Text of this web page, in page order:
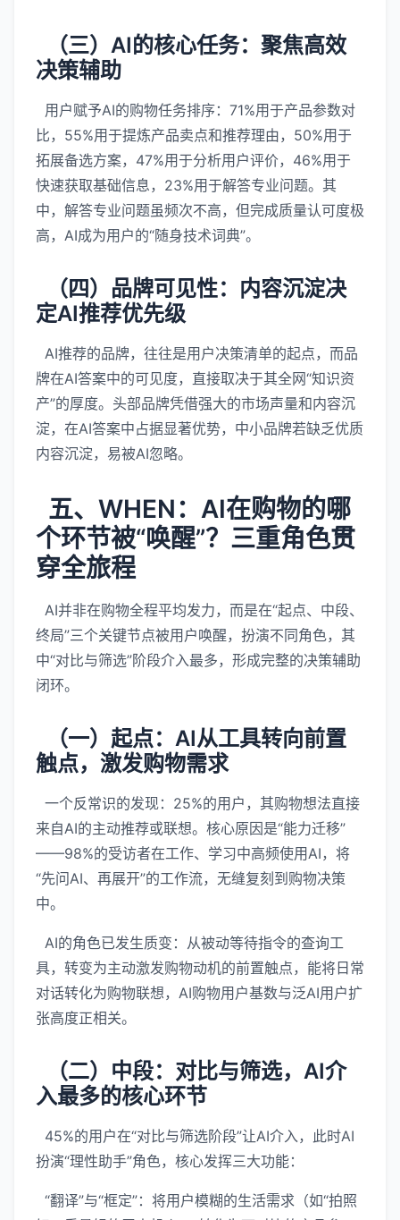
（三）AI的核心任务：聚焦高效
决策辅助
用户赋予AI的购物任务排序：71%用于产品参数对
比，55%用于提炼产品卖点和推荐理由，50%用于
拓展备选方案，47%用于分析用户评价，46%用于
快速获取基础信息，23%用于解答专业问题。其
中，解答专业问题虽频次不高，但完成质量认可度极
高，AI成为用户的“随身技术词典”。
（四）品牌可见性：内容沉淀决
定AI推荐优先级
AI推荐的品牌，往往是用户决策清单的起点，而品
牌在AI答案中的可见度，直接取决于其全网“知识资
产”的厚度。头部品牌凭借强大的市场声量和内容沉
淀，在AI答案中占据显著优势，中小品牌若缺乏优质
内容沉淀，易被AI忽略。
五、WHEN：AI在购物的哪
个环节被“唤醒”？三重角色贯
穿全旅程
AI并非在购物全程平均发力，而是在“起点、中段、
终局”三个关键节点被用户唤醒，扮演不同角色，其
中“对比与筛选”阶段介入最多，形成完整的决策辅助
闭环。
（一）起点：AI从工具转向前置
触点，激发购物需求
一个反常识的发现：25%的用户，其购物想法直接
来自AI的主动推荐或联想。核心原因是“能力迁移”
——98%的受访者在工作、学习中高频使用AI，将
“先问AI、再展开”的工作流，无缝复刻到购物决策
中。
AI的角色已发生质变：从被动等待指令的查询工
具，转变为主动激发购物动机的前置触点，能将日常
对话转化为购物联想，AI购物用户基数与泛AI用户扩
张高度正相关。
（二）中段：对比与筛选，AI介
入最多的核心环节
45%的用户在“对比与筛选阶段”让AI介入，此时AI
扮演“理性助手”角色，核心发挥三大功能：
“翻译”与“框定”：将用户模糊的生活需求（如“拍照